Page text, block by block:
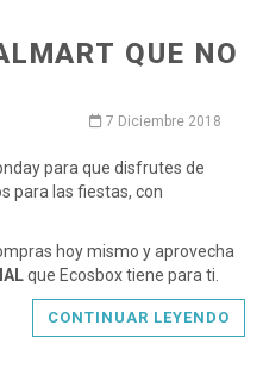
QUE NO
7 Diciembre 2018
para que disfrutes de
para las fiestas, con
hoy mismo y aprovecha
que Ecosbox tiene para ti.
CONTINUAR LEYENDO